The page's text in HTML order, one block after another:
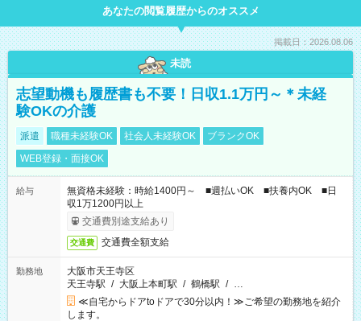
あなたの閲覧履歴からのオススメ
掲載日：2026.08.06
未読
志望動機も履歴書も不要！日収1.1万円～＊未経
験OKの介護
派遣 職種未経験OK 社会人未経験OK
ブランクOK
WEB登録・面接OK
給与
無資格未経験：時給1400円～ ■週払いOK ■扶養内OK ■日
収1万1200円以上
交通費別途支給あり
交通費 交通費全額支給
勤務地
大阪市天王寺区
天王寺駅 / 大阪上本町駅 / 鶴橋駅 / …
≪自宅からドアtoドアで30分以内！≫ご希望の勤務地を紹介
します。